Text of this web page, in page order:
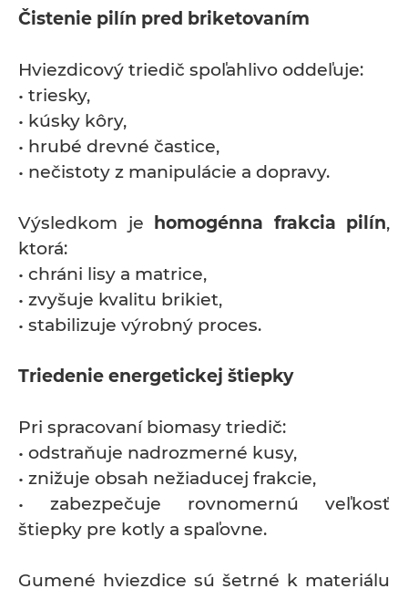
Čistenie pilín pred briketovaním
Hviezdicový triedič spoľahlivo oddeľuje:
• triesky,
• kúsky kôry,
• hrubé drevné častice,
• nečistoty z manipulácie a dopravy.
Výsledkom je homogénna frakcia pilín,
ktorá:
• chráni lisy a matrice,
• zvyšuje kvalitu brikiet,
• stabilizuje výrobný proces.
Triedenie energetickej štiepky
Pri spracovaní biomasy triedič:
• odstraňuje nadrozmerné kusy,
• znižuje obsah nežiaducej frakcie,
• zabezpečuje rovnomernú veľkosť
štiepky pre kotly a spaľovne.
Gumené hviezdice sú šetrné k materiálu